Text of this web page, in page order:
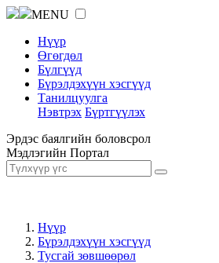
MENU
Нүүр
Өгөгдөл
Бүлгүүд
Бүрэлдэхүүн хэсгүүд
Танилцуулга
Нэвтрэх Бүртгүүлэх
Эрдэс баялгийн боловсрол
Мэдлэгийн Портал
Нүүр
Бүрэлдэхүүн хэсгүүд
Тусгай зөвшөөрөл